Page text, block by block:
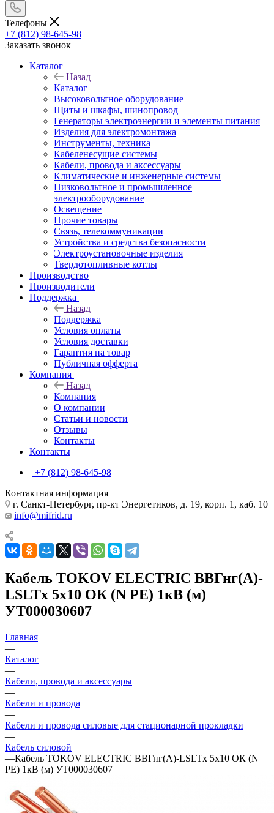
Телефоны
+7 (812) 98-645-98
Заказать звонок
Каталог
Назад
Каталог
Высоковольтное оборудование
Щиты и шкафы, шинопровод
Генераторы электроэнергии и элементы питания
Изделия для электромонтажа
Инструменты, техника
Кабеленесущие системы
Кабели, провода и аксессуары
Климатические и инженерные системы
Низковольтное и промышленное
электрооборудование
Освещение
Прочие товары
Связь, телекоммуникации
Устройства и средства безопасности
Электроустановочные изделия
Твердотопливные котлы
Производство
Производители
Поддержка
Назад
Поддержка
Условия оплаты
Условия доставки
Гарантия на товар
Публичная офферта
Компания
Назад
Компания
О компании
Статьи и новости
Отзывы
Контакты
Контакты
+7 (812) 98-645-98
Контактная информация
г. Санкт-Петербург, пр-кт Энергетиков, д. 19, корп. 1, каб. 10
info@mifrid.ru
Кабель TOKOV ELECTRIC ВВГнг(А)-
LSLTx 5х10 ОК (N PE) 1кВ (м)
УТ000030607
Главная
—
Каталог
—
Кабели, провода и аксессуары
—
Кабели и провода
—
Кабели и провода силовые для стационарной прокладки
—
Кабель силовой
—Кабель TOKOV ELECTRIC ВВГнг(А)-LSLTx 5х10 ОК (N
PE) 1кВ (м) УТ000030607